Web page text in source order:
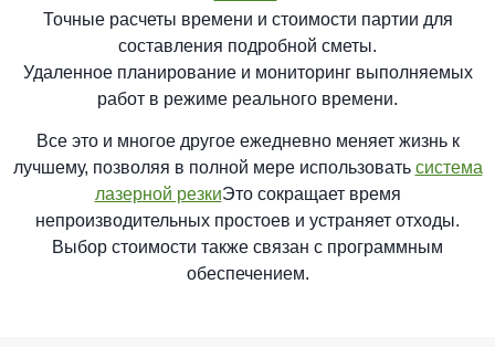
Точные расчеты времени и стоимости партии для
составления подробной сметы.
Удаленное планирование и мониторинг выполняемых
работ в режиме реального времени.
Все это и многое другое ежедневно меняет жизнь к
лучшему, позволяя в полной мере использовать система
лазерной резкиЭто сокращает время
непроизводительных простоев и устраняет отходы.
Выбор стоимости также связан с программным
обеспечением.